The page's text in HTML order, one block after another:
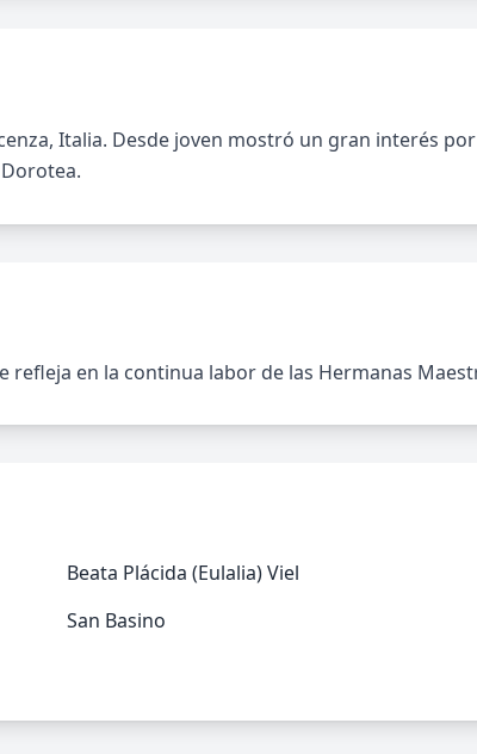
Italia. Desde joven mostró un gran interés
refleja en la continua labor de las Hermanas
Beata Plácida (Eulalia) Viel
San Basino